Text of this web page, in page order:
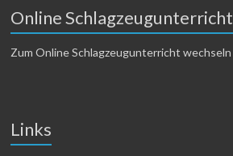
Online Schlagzeugunterricht
Zum Online Schlagzeugunterricht wechseln
Links